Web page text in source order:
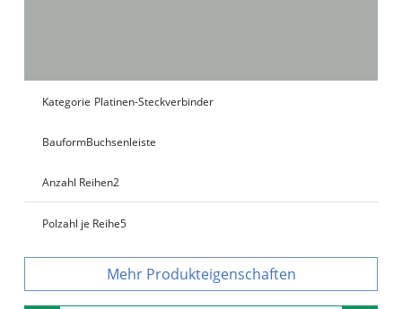
Kategorie Platinen-Steckverbinder
BauformBuchsenleiste
Anzahl Reihen2
Polzahl je Reihe5
Produkteigenschaften